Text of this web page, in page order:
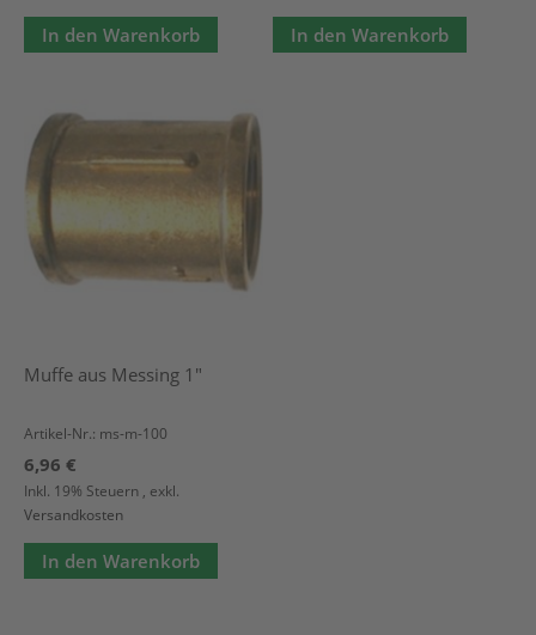
In den Warenkorb In den Warenkorb
Muffe aus Messing 1"
Artikel-Nr.: ms-m-100
6,96 €
Inkl. 19% Steuern , exkl.
Versandkosten
In den Warenkorb